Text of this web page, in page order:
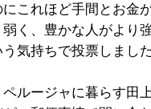
にこれほど手間とお
く、豊かな人がより
気持ちで投票しました
ルージャに暮らす田